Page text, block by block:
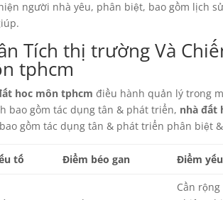
người nhà yêu, phân biệt, bao gồm lịch
Tích thị trường Và
tphcm
hoc môn tphcm điều hành quản lý trong
bao gồm tác dụng tân & phát triển, nhà đất
gồm tác dụng tân & phát triển phân biệt
tố Điểm béo gan Điểm yếu
Cần